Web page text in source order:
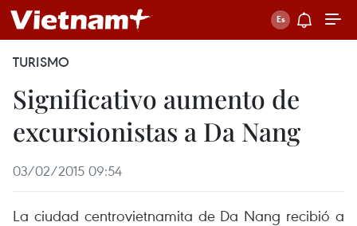
TURISMO
Significativo aumento de
excursionistas a Da Nang
03/02/2015 09:54
La ciudad centrovietnamita de Da Nang recibió a